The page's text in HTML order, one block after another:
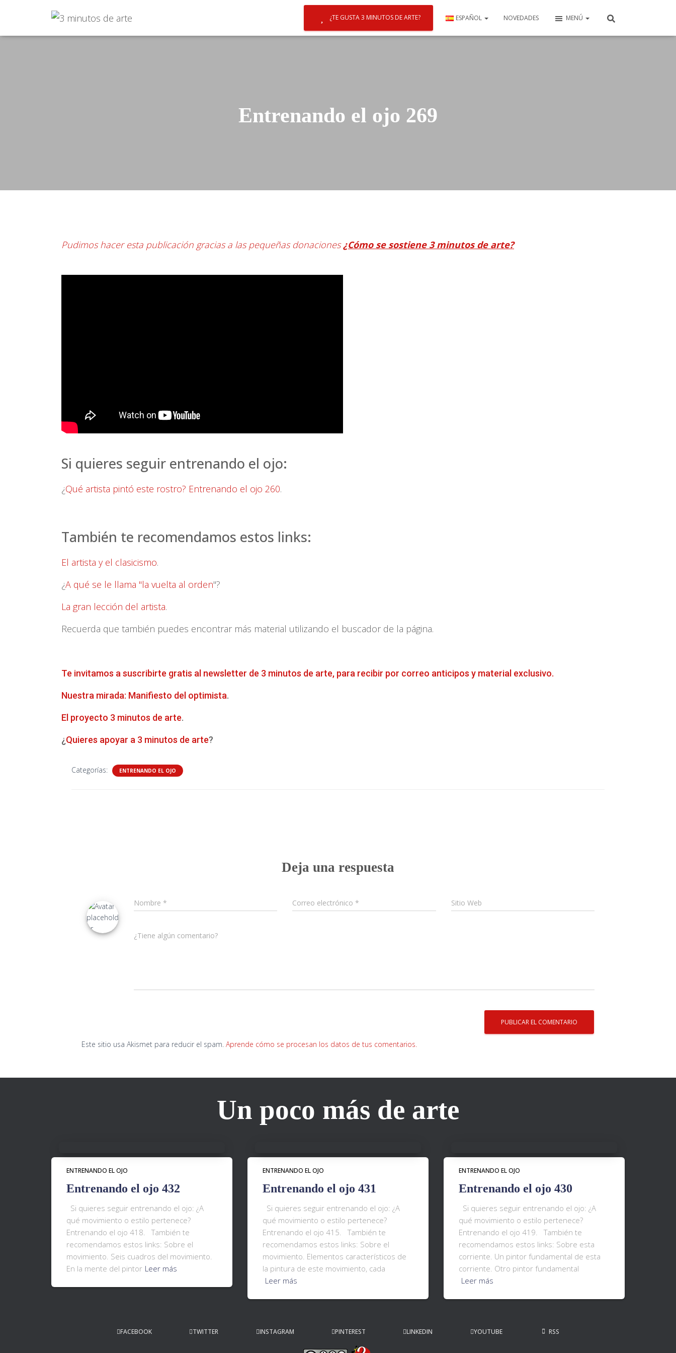
¿TE GUSTA 3 MINUTOS DE ARTE? ESPAÑOL NOVEDADES MENÚ
Entrenando el ojo 269
Pudimos hacer esta publicación gracias a las pequeñas donaciones¿Cómo se sostiene 3 minutos de arte?
Si quieres seguir entrenando el ojo:
¿Qué artista pintó este rostro? Entrenando el ojo 260.
También te recomendamos estos links:
El artista y el clasicismo.
¿A qué se le llama "la vuelta al orden"?
La gran lección del artista.
Recuerda que también puedes encontrar más material utilizando el buscador de la página.
Te invitamos a suscribirte gratis al newsletter de 3 minutos de arte, para recibir por correo anticipos y material exclusivo.
Nuestra mirada: Manifiesto del optimista.
El proyecto 3 minutos de arte.
¿Quieres apoyar a 3 minutos de arte?
Categorías: ENTRENANDO EL OJO
Deja una respuesta
Nombre * Correo electrónico * Sitio Web
¿Tiene algún comentario?
Este sitio usa Akismet para reducir el spam. Aprende cómo se procesan los datos de tus comentarios.
Un poco más de arte
ENTRENANDO EL OJO
Entrenando el ojo 432
Si quieres seguir entrenando el ojo: ¿A
qué movimiento o estilo pertenece?
Entrenando el ojo 418. También te
recomendamos estos links: Sobre el
movimiento. Seis cuadros del movimiento.
En la mente del pintor Leer más
ENTRENANDO EL OJO
Entrenando el ojo 431
Si quieres seguir entrenando el ojo: ¿A
qué movimiento o estilo pertenece?
Entrenando el ojo 415. También te
recomendamos estos links: Sobre el
movimiento. Elementos característicos de
la pintura de este movimiento, cada
Leer más
ENTRENANDO EL OJO
Entrenando el ojo 430
Si quieres seguir entrenando el ojo: ¿A
qué movimiento o estilo pertenece?
Entrenando el ojo 419. También te
recomendamos estos links: Sobre esta
corriente. Un pintor fundamental de esta
corriente. Otro pintor fundamental
Leer más
FACEBOOK TWITTER INSTAGRAM PINTEREST LINKEDIN YOUTUBE RSS